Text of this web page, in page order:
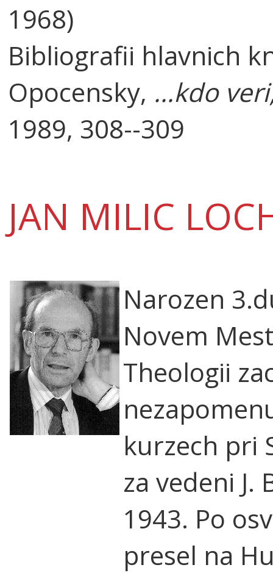
1968)
Bibliografii hlavnich
Opocensky, ...kdo
1989, 308--309
JAN MILIC
Narozen
Novem
Theologii
kurzech pri
za vedeni J.
1943. Po
presel na